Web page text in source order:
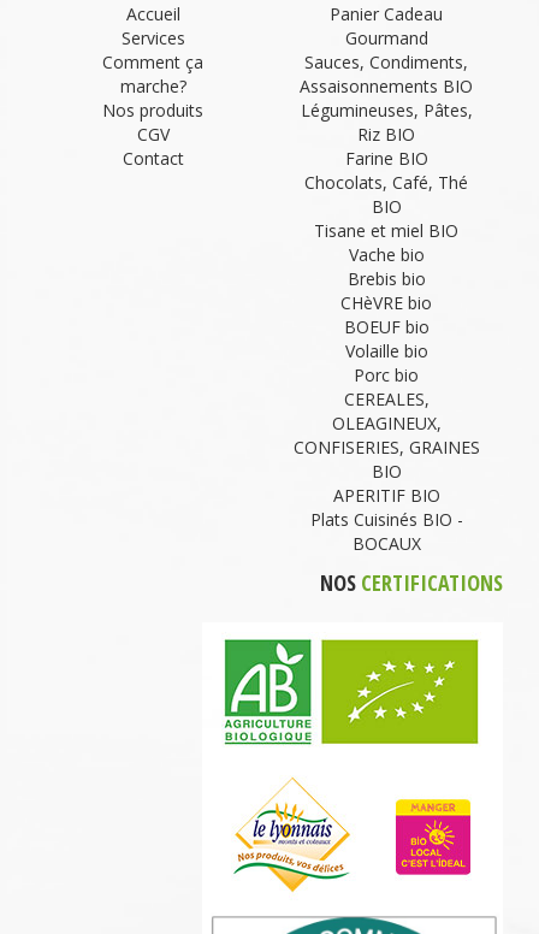
Accueil
Services
Comment ça
marche?
Nos produits
CGV
Contact
Panier Cadeau
Gourmand
Sauces, Condiments,
Assaisonnements BIO
Légumineuses, Pâtes,
Riz BIO
Farine BIO
Chocolats, Café, Thé
BIO
Tisane et miel BIO
Vache bio
Brebis bio
CHèVRE bio
BOEUF bio
Volaille bio
Porc bio
CEREALES,
OLEAGINEUX,
CONFISERIES, GRAINES
BIO
APERITIF BIO
Plats Cuisinés BIO -
BOCAUX
NOS CERTIFICATIONS